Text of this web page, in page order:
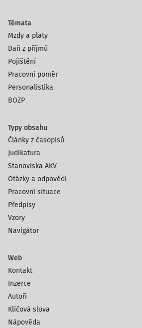
Témata
Mzdy a platy
Daň z příjmů
Pojištění
Pracovní poměr
Personalistika
BOZP
Typy obsahu
Články z časopisů
Judikatura
Stanoviska AKV
Otázky a odpovědi
Pracovní situace
Předpisy
Vzory
Navigátor
Web
Kontakt
Inzerce
Autoři
Klíčová slova
Nápověda